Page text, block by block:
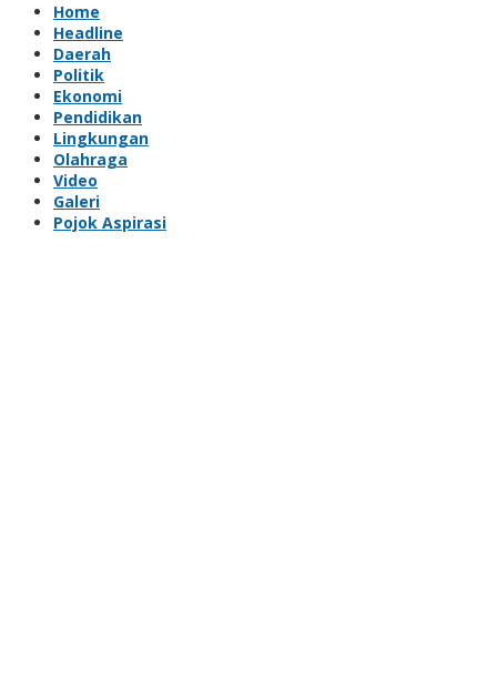
Home
Headline
Daerah
Politik
Ekonomi
Pendidikan
Lingkungan
Olahraga
Video
Galeri
Pojok Aspirasi